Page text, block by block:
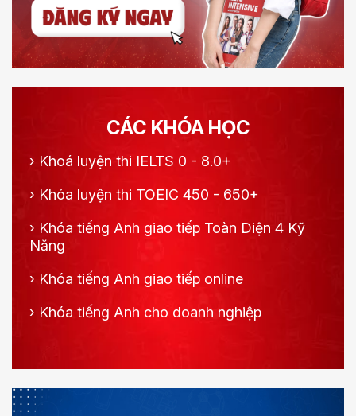
CÁC KHÓA HỌC
› Khoá luyện thi IELTS 0 - 8.0+
› Khóa luyện thi TOEIC 450 - 650+
› Khóa tiếng Anh giao tiếp Toàn Diện 4 Kỹ
Năng
› Khóa tiếng Anh giao tiếp online
› Khóa tiếng Anh cho doanh nghiệp